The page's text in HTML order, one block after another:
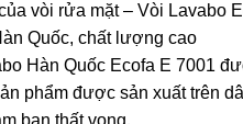
vòi rửa mặt – Vòi Lavabo
Quốc, chất lượng cao
Hàn Quốc Ecofa E 7001
phẩm được sản xuất trên